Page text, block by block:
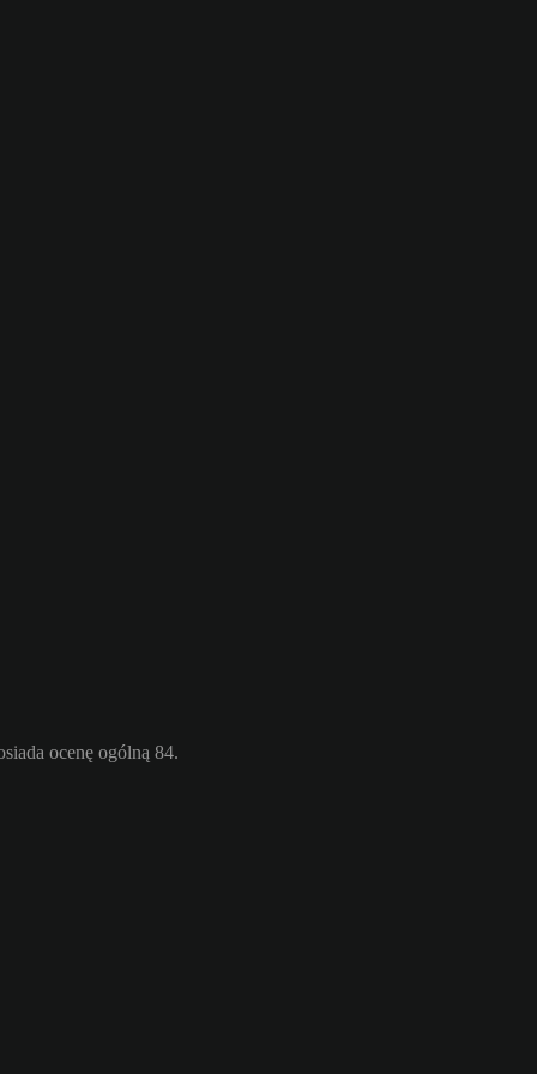
ocenę ogólną 84.